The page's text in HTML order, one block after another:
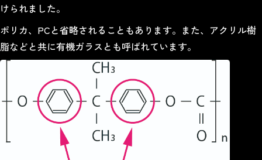
けられました。
ポリカ、PCと省略されることもあります。また、アクリル樹
脂などと共に有機ガラスとも呼ばれています。